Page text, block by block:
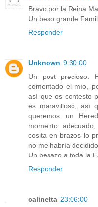
Bravo por la Reina
Un beso grande
Responder
Unknown 9:30:00
Un post precioso.
comentado el mío,
así que os contesto
es maravilloso, así
queremos un
momento
cosita en brazos lo
no me habría
Un besazo a toda la
Responder
calinetta 23:06:00